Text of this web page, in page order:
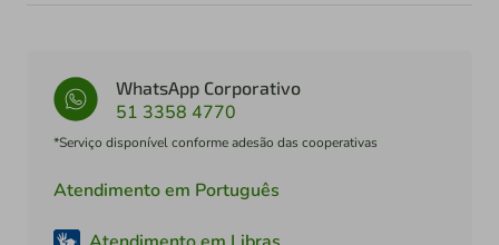
WhatsApp Corporativo
51 3358 4770
*Serviço disponível conforme adesão das cooperativas
Atendimento em Português